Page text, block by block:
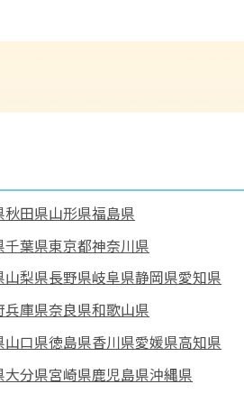
秋田県山形県福島県
千葉県東京都神奈川県
山梨県長野県岐阜県静岡県愛知県
兵庫県奈良県和歌山県
山口県徳島県香川県愛媛県高知県
大分県宮崎県鹿児島県沖縄県